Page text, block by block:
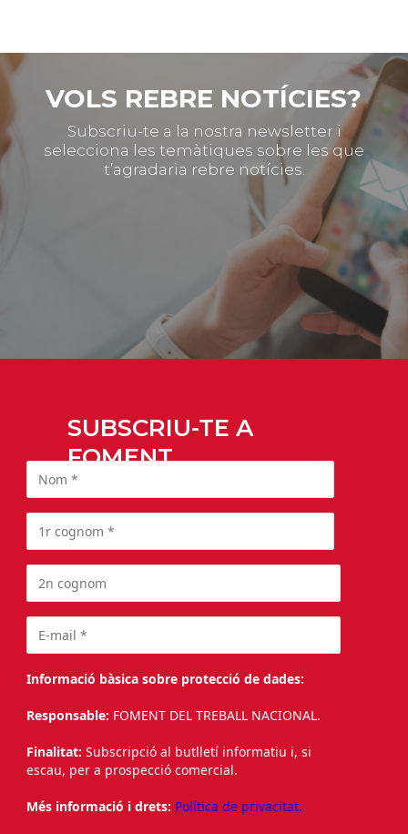
VOLS REBRE NOTÍCIES?
Subscriu-te a la nostra newsletter i
selecciona les temàtiques sobre les que
t’agradaria rebre notícies.
SUBSCRIU-TE A
FOMENT
Informació bàsica sobre protecció de dades:
Responsable: FOMENT DEL TREBALL NACIONAL.
Finalitat: Subscripció al butlletí informatiu i, si
escau, per a prospecció comercial.
Més informació i drets: Política de privacitat.